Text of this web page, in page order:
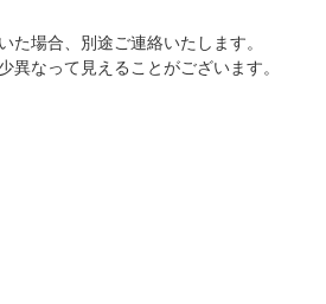
た場合、別途ご連絡いたします。
異なって見えることがございます。